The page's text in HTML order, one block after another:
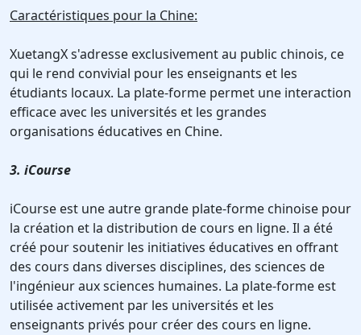
Caractéristiques pour la Chine:
XuetangX s'adresse exclusivement au public chinois, ce
qui le rend convivial pour les enseignants et les
étudiants locaux. La plate-forme permet une interaction
efficace avec les universités et les grandes
organisations éducatives en Chine.
3. iCourse
iCourse est une autre grande plate-forme chinoise pour
la création et la distribution de cours en ligne. Il a été
créé pour soutenir les initiatives éducatives en offrant
des cours dans diverses disciplines, des sciences de
l'ingénieur aux sciences humaines. La plate-forme est
utilisée activement par les universités et les
enseignants privés pour créer des cours en ligne.